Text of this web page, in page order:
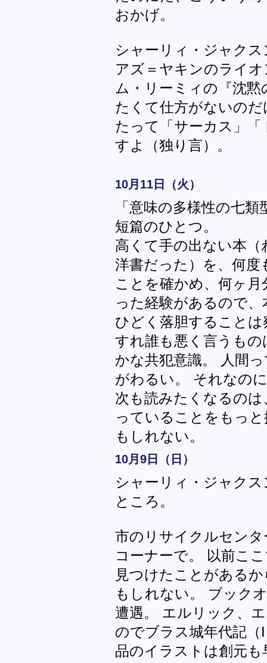
おかげ。
シャーリィ・ジャク
アズ＝ヤキンのライ
ム・リーミィの『沈黙
たくて仕方がないの
たって「サーカス」
すよ（独り言）。
10月11日（火）
「意味の多様性の七
短篇のひとつ。
高くて手の出ない本
洋書だった）を、何
ことを確かめ、何ヶ
った経験があるので
ひどく落胆すること
すれ誰も悪く言うも
かな共犯意識。 人間
がわるい。 それなの
次も読みたくなるの
っていることをもっ
もしれない。
10月9日（日）
シャーリィ・ジャク
ところ。
市のリサイクルセン
コーナーで。 以前こ
見つけたことがある
もしれない。 ブック
遭遇。 エルリック、
のでブラス城年代記
品のイラストは創元